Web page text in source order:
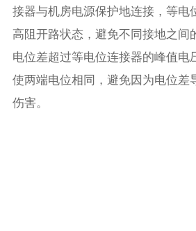
接器与机房电源保护地连接，等电
高阻开路状态，避免不同接地之间
电位差超过等电位连接器的峰值电
使两端电位相同，避免因为电位差
伤害。